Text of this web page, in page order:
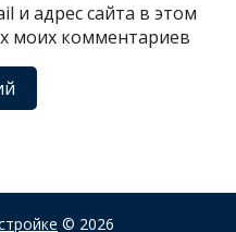
и адрес сайта в этом
моих комментариев
© 2026